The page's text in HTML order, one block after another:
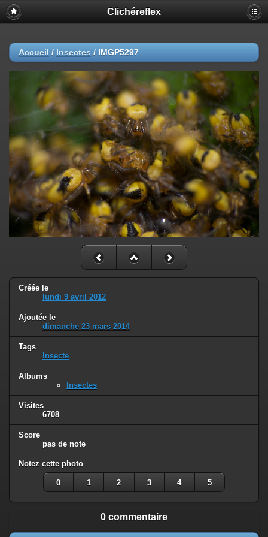
Clichéreflex
Accueil / Insectes / IMGP5297
Créée le
lundi 9 avril 2012
Ajoutée le
dimanche 23 mars 2014
Tags
Insecte
Albums
Insectes
Visites
6708
Score
pas de note
Notez cette photo
0 1 2 3 4 5
0 commentaire